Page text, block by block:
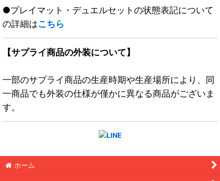
●プレイマット・デュエルセットの状態表記について
の詳細はこちら
【サプライ商品の外装について】
一部のサプライ商品の生産時期や生産場所により、同
一商品でも外装の仕様が僅かに異なる商品がございま
す。
ホーム